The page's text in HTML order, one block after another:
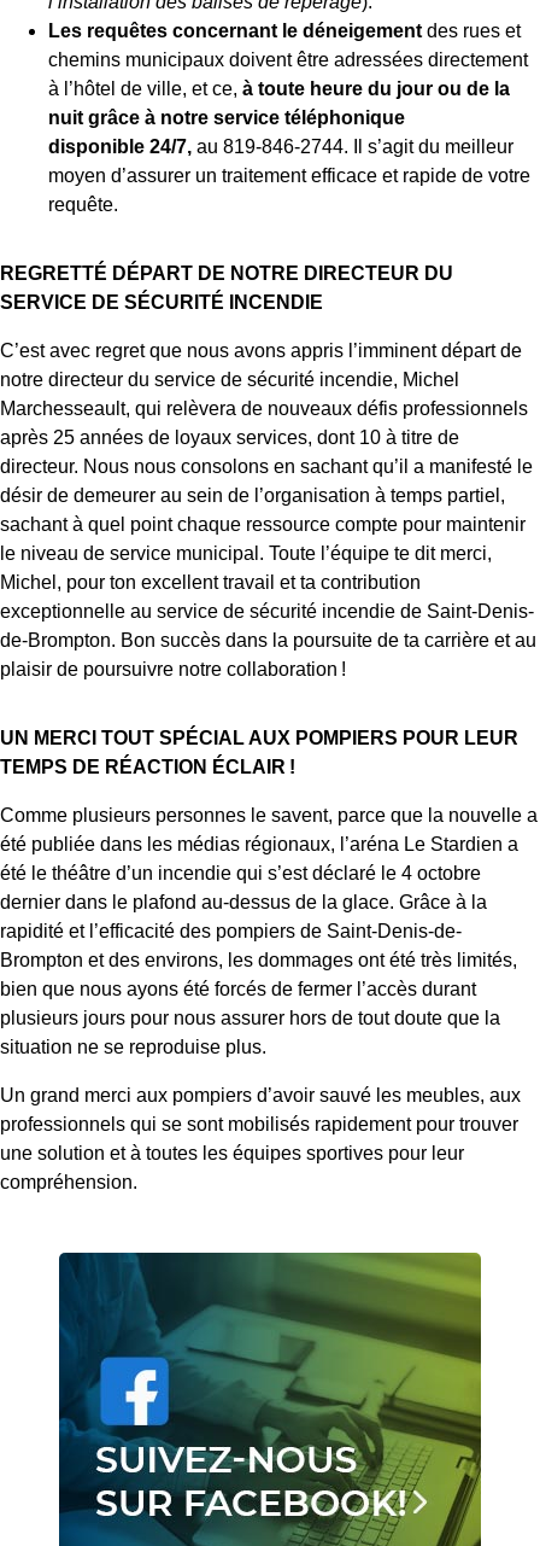
Les requêtes concernant le déneigement des rues et
chemins municipaux doivent être adressées directement
à l’hôtel de ville, et ce, à toute heure du jour ou de la
nuit grâce à notre service téléphonique
disponible 24/7, au 819‑846‑2744. Il s’agit du meilleur
moyen d’assurer un traitement efficace et rapide de votre
requête.
REGRETTÉ DÉPART DE NOTRE DIRECTEUR DU
SERVICE DE SÉCURITÉ INCENDIE
C’est avec regret que nous avons appris l’imminent départ de
notre directeur du service de sécurité incendie, Michel
Marchesseault, qui relèvera de nouveaux défis professionnels
après 25 années de loyaux services, dont 10 à titre de
directeur. Nous nous consolons en sachant qu’il a manifesté le
désir de demeurer au sein de l’organisation à temps partiel,
sachant à quel point chaque ressource compte pour maintenir
le niveau de service municipal. Toute l’équipe te dit merci,
Michel, pour ton excellent travail et ta contribution
exceptionnelle au service de sécurité incendie de Saint-Denis-
de-Brompton. Bon succès dans la poursuite de ta carrière et au
plaisir de poursuivre notre collaboration !
UN MERCI TOUT SPÉCIAL AUX POMPIERS POUR LEUR
TEMPS DE RÉACTION ÉCLAIR !
Comme plusieurs personnes le savent, parce que la nouvelle a
été publiée dans les médias régionaux, l’aréna Le Stardien a
été le théâtre d’un incendie qui s’est déclaré le 4 octobre
dernier dans le plafond au-dessus de la glace. Grâce à la
rapidité et l’efficacité des pompiers de Saint-Denis-de-
Brompton et des environs, les dommages ont été très limités,
bien que nous ayons été forcés de fermer l’accès durant
plusieurs jours pour nous assurer hors de tout doute que la
situation ne se reproduise plus.
Un grand merci aux pompiers d’avoir sauvé les meubles, aux
professionnels qui se sont mobilisés rapidement pour trouver
une solution et à toutes les équipes sportives pour leur
compréhension.